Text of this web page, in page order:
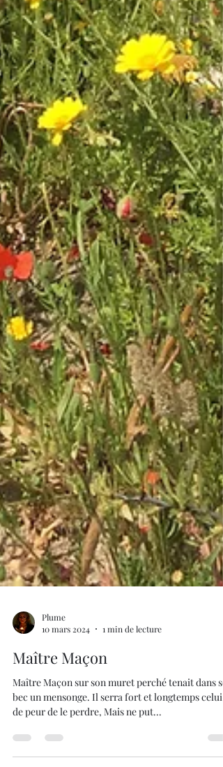
10 mars 2024
1 min de lecture
Maître Maçon
Maître Maçon sur son muret perché tenait dans
de peur de le perdre, Mais ne put...